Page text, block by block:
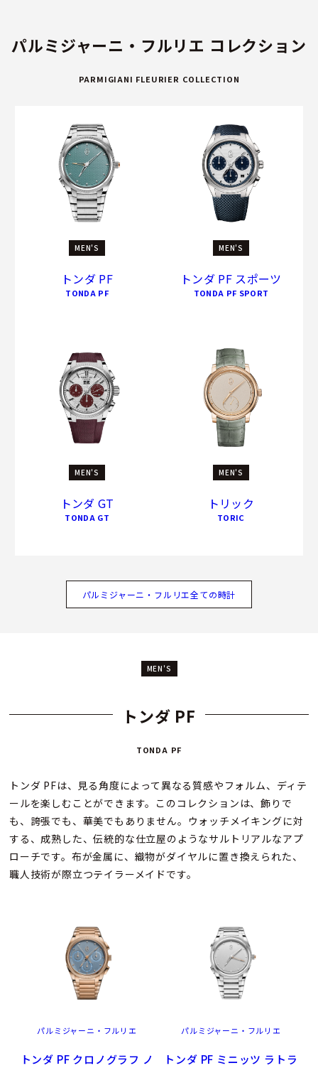
トリックコレクションの核：ゴールド
要です。トリックコレクションのクロノグラフ ラトラパンテ
とプティ・セコンドには、パルミジャーニ・フルリエの並外
れた技術が表れています。
ストラップの縫製に採用されたイタリアの仕立
トリックコレクションのすべての要素に、知識・技術と付加
価値が凝縮されています。ブレスレットは見過ごされがちな
要素ですが、このコレクションではゴールドムーブメントや
ハンドグレイン仕上げのダイヤルと同等のこだわりを持って
つくられています。
トリックコレクションを見る
パルミジャーニ・フルリエ コレクション
PARMIGIANI FLEURIER COLLECTION
MEN'S
トンダ PF
TONDA PF
MEN'S
トンダ PF スポーツ
TONDA PF SPORT
MEN'S
トンダ GT
TONDA GT
MEN'S
トリック
TORIC
パルミジャーニ・フルリエ全ての時計
MEN'S
トンダ PF
TONDA PF
トンダ PFは、見る角度によって異なる質感やフォルム、ディテ
ールを楽しむことができます。このコレクションは、飾りで
も、誇張でも、華美でもありません。ウォッチメイキングに対
する、成熟した、伝統的な仕立屋のようなサルトリアルなアプ
ローチです。布が金属に、織物がダイヤルに置き換えられた、
職人技術が際立つテイラーメイドです。
パルミジャーニ・フルリエ
トンダ PF クロノグラフ ノ
パルミジャーニ・フルリエ
トンダ PF ミニッツ ラトラ